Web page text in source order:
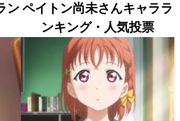
ン ペイトン尚未さんキャララ
ンキング・人気投票